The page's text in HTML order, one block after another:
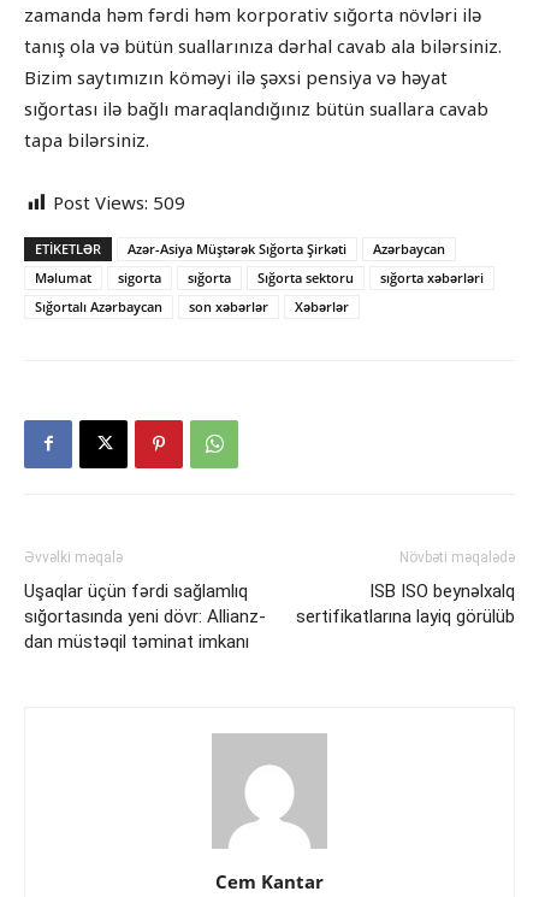
zamanda həm fərdi həm korporativ sığorta növləri ilə
tanış ola və bütün suallarınıza dərhal cavab ala bilərsiniz.
Bizim saytımızın köməyi ilə şəxsi pensiya və həyat
sığortası ilə bağlı maraqlandığınız bütün suallara cavab
tapa bilərsiniz.
Post Views: 509
ETIKETLƏR Azər-Asiya Müştərək Sığorta Şirkəti
Azərbaycan
Məlumat
sigorta sığorta Sığorta sektoru
sığorta xəbərləri
Sığortalı Azərbaycan
son xəbərlər Xəbərlər
Əvvəlki məqalə
Uşaqlar üçün fərdi sağlamlıq
sığortasında yeni dövr: Allianz-
dan müstəqil təminat imkanı
Növbəti məqalədə
ISB ISO beynəlxalq
sertifikatlarına layiq görülüb
Cem Kantar